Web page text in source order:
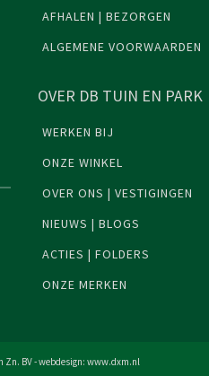
AFHALEN | BEZORGEN
ALGEMENE VOORWAARDEN
OVER DB TUIN EN PARK
WERKEN BIJ
ONZE WINKEL
OVER ONS | VESTIGINGEN
NIEUWS | BLOGS
ACTIES | FOLDERS
ONZE MERKEN
Zn. BV - webdesign: www.dxm.nl